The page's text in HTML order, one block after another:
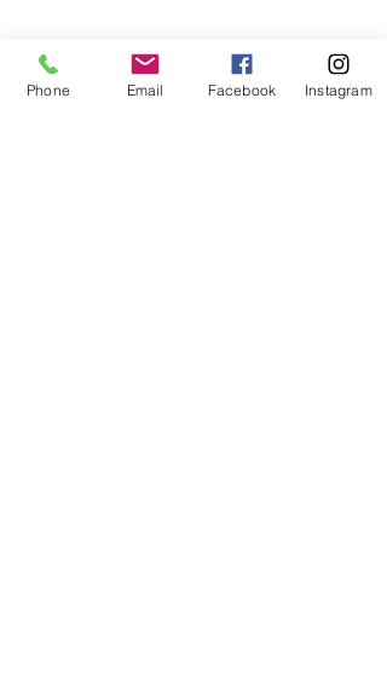
Phone Email Facebook Instagram